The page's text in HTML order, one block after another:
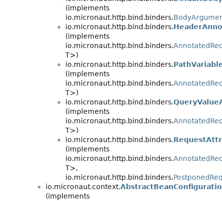
(implements
io.micronaut.http.bind.binders.
io.micronaut.http.bind.binders.
(implements
io.micronaut.http.bind.binders.
T>)
io.micronaut.http.bind.binders.
(implements
io.micronaut.http.bind.binders.
T>)
io.micronaut.http.bind.binders.
(implements
io.micronaut.http.bind.binders.
T>)
io.micronaut.http.bind.binders.
(implements
io.micronaut.http.bind.binders.
T>,
io.micronaut.http.bind.binders.
io.micronaut.context.
(implements